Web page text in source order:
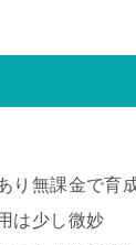
り無課金で育
は少し微妙